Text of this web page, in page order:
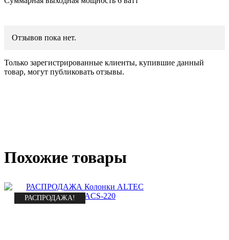
Отзывов пока нет.
Только зарегистрированные клиенты, купившие данный
товар, могут публиковать отзывы.
Похожие товары
РАСПРОДАЖА!